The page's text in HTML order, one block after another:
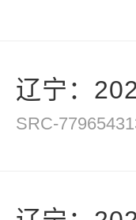
辽宁：
SRC-